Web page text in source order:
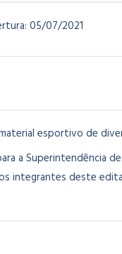
05/07/2021
esportivo de
a Superintendência
integrantes deste